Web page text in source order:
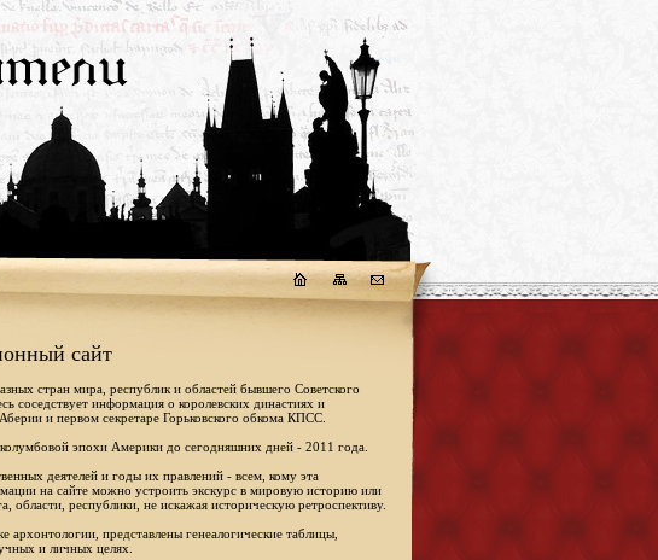
сайт
стран мира, республик и областей бывшего Советского
соседствует информация о королевских династиях и
и первом секретаре Горьковского обкома КПСС.
эпохи Америки до сегодняшних дней - 2011 года.
деятелей и годы их правлений - всем, кому эта
на сайте можно устроить экскурс в мировую историю или
области, республики, не искажая историческую ретроспективу.
представлены генеалогические таблицы,
и личных целях.